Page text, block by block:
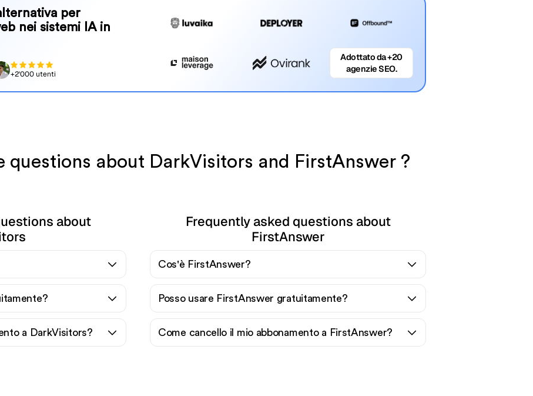
per
nei sistemi IA in
+2'000 utenti
Adottato da +20
agenzie SEO.
questions about DarkVisitors and FirstAnswer ?
about
a DarkVisitors?
Frequently asked questions about
FirstAnswer
Cos'è FirstAnswer?
Posso usare FirstAnswer gratuitamente?
Come cancello il mio abbonamento a FirstAnswer?